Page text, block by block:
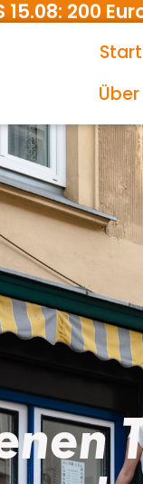
15.08: 200